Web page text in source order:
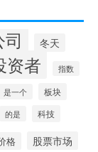
冬天
资者 指数
是一个 板块
的是 科技
格 股票市场